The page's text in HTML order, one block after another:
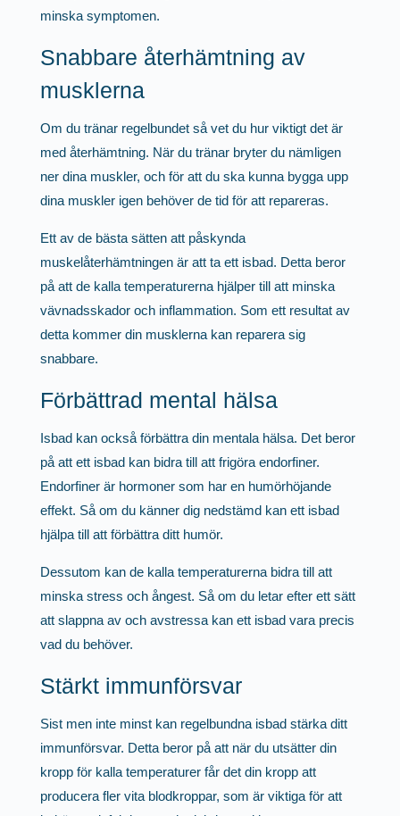
minska symptomen.
Snabbare återhämtning av
musklerna
Om du tränar regelbundet så vet du hur viktigt det är
med återhämtning. När du tränar bryter du nämligen
ner dina muskler, och för att du ska kunna bygga upp
dina muskler igen behöver de tid för att repareras.
Ett av de bästa sätten att påskynda
muskelåterhämtningen är att ta ett isbad. Detta beror
på att de kalla temperaturerna hjälper till att minska
vävnadsskador och inflammation. Som ett resultat av
detta kommer din musklerna kan reparera sig
snabbare.
Förbättrad mental hälsa
Isbad kan också förbättra din mentala hälsa. Det beror
på att ett isbad kan bidra till att frigöra endorfiner.
Endorfiner är hormoner som har en humörhöjande
effekt. Så om du känner dig nedstämd kan ett isbad
hjälpa till att förbättra ditt humör.
Dessutom kan de kalla temperaturerna bidra till att
minska stress och ångest. Så om du letar efter ett sätt
att slappna av och avstressa kan ett isbad vara precis
vad du behöver.
Stärkt immunförsvar
Sist men inte minst kan regelbundna isbad stärka ditt
immunförsvar. Detta beror på att när du utsätter din
kropp för kalla temperaturer får det din kropp att
producera fler vita blodkroppar, som är viktiga för att